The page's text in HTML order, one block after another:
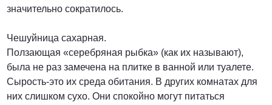
значительно сократилось.
Чешуйница сахарная.
Ползающая «серебряная рыбка» (как их называют),
была не раз замечена на плитке в ванной или туалете.
Сырость-это их среда обитания. В других комнатах для
них слишком сухо. Они спокойно могут питаться